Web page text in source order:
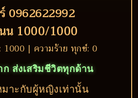
0962622992
น 1000/1000
1000 | ความร้าย ทุกข์: 0
ก ส่งเสริมชีวิตทุกด้าน
มาะกับผู้หญิงเท่านั้น